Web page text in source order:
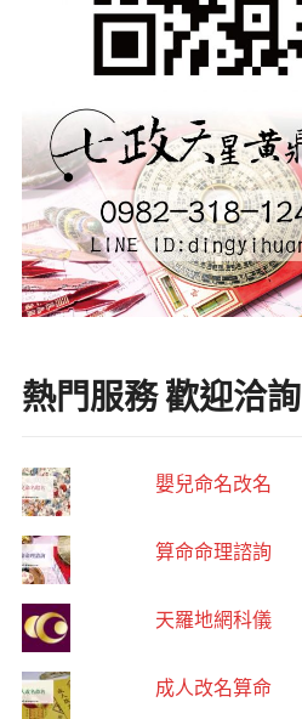
熱門服務 歡迎洽詢
嬰兒命名改名
算命命理諮詢
天羅地網科儀
成人改名算命